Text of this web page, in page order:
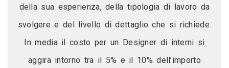
della sua esperienza, della tipologia di lavoro da
svolgere e del livello di dettaglio che si richiede.
In media il costo per un Designer di interni si
aggira intorno tra il 5% e il 10% dell’importo